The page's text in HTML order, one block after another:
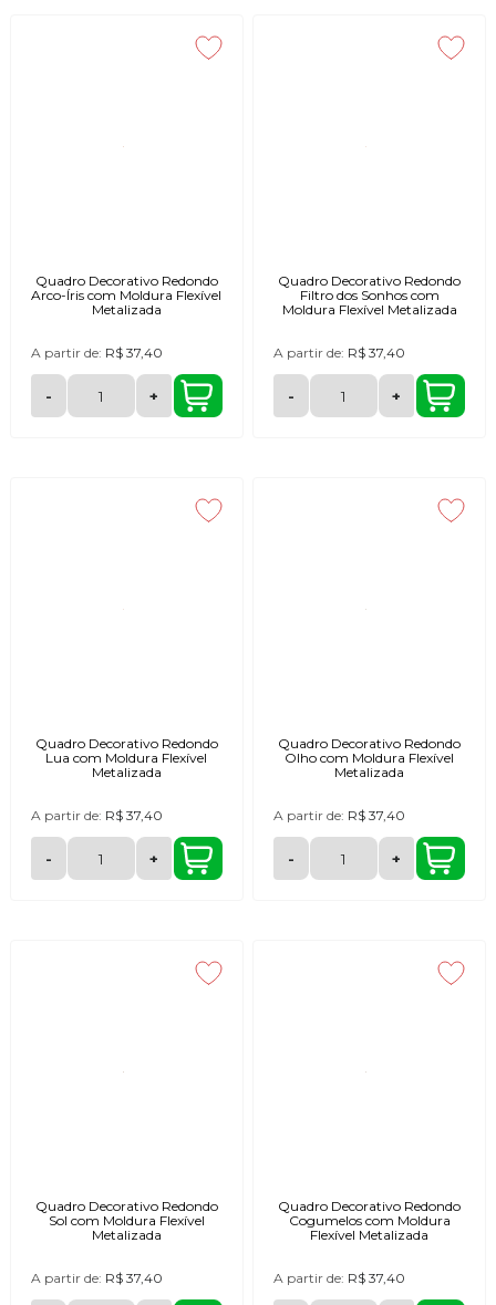
Quadro Decorativo Redondo
Arco-Íris com Moldura Flexível
Metalizada
A partir de: R$ 37,40
- +
Quadro Decorativo Redondo
Filtro dos Sonhos com
Moldura Flexível Metalizada
A partir de: R$ 37,40
- +
Quadro Decorativo Redondo
Lua com Moldura Flexível
Metalizada
A partir de: R$ 37,40
- +
Quadro Decorativo Redondo
Olho com Moldura Flexível
Metalizada
A partir de: R$ 37,40
- +
Quadro Decorativo Redondo
Sol com Moldura Flexível
Metalizada
A partir de: R$ 37,40
Quadro Decorativo Redondo
Cogumelos com Moldura
Flexível Metalizada
A partir de: R$ 37,40